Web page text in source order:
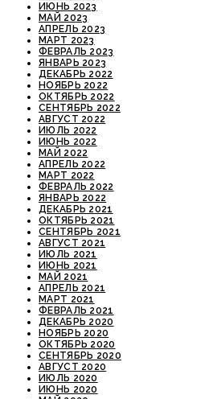
ИЮНЬ 2023
МАЙ 2023
АПРЕЛЬ 2023
МАРТ 2023
ФЕВРАЛЬ 2023
ЯНВАРЬ 2023
ДЕКАБРЬ 2022
НОЯБРЬ 2022
ОКТЯБРЬ 2022
СЕНТЯБРЬ 2022
АВГУСТ 2022
ИЮЛЬ 2022
ИЮНЬ 2022
МАЙ 2022
АПРЕЛЬ 2022
МАРТ 2022
ФЕВРАЛЬ 2022
ЯНВАРЬ 2022
ДЕКАБРЬ 2021
ОКТЯБРЬ 2021
СЕНТЯБРЬ 2021
АВГУСТ 2021
ИЮЛЬ 2021
ИЮНЬ 2021
МАЙ 2021
АПРЕЛЬ 2021
МАРТ 2021
ФЕВРАЛЬ 2021
ДЕКАБРЬ 2020
НОЯБРЬ 2020
ОКТЯБРЬ 2020
СЕНТЯБРЬ 2020
АВГУСТ 2020
ИЮЛЬ 2020
ИЮНЬ 2020